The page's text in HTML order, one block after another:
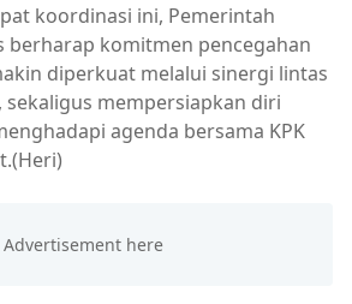
koordinasi ini, Pemerintah
berharap komitmen pencegahan
diperkuat melalui sinergi lintas
mempersiapkan diri
agenda bersama KPK